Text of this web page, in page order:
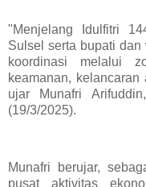
"Menjelang Idulfitri
Sulsel serta bupati
koordinasi melalui
keamanan,
ujar Munafri
(19/3/2025).
Munafri berujar,
pusat aktivitas